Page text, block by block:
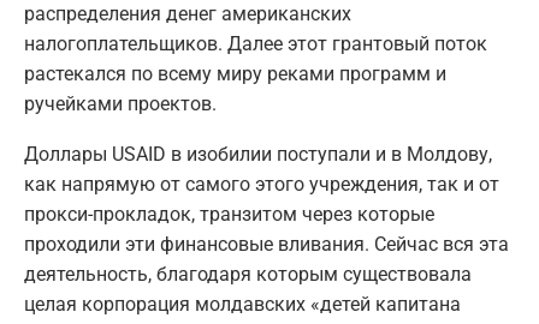
распределения денег американских
налогоплательщиков. Далее этот грантовый поток
растекался по всему миру реками программ и
ручейками проектов.
Доллары USAID в изобилии поступали и в Молдову,
как напрямую от самого этого учреждения, так и от
прокси-прокладок, транзитом через которые
проходили эти финансовые вливания. Сейчас вся эта
деятельность, благодаря которым существовала
целая корпорация молдавских «детей капитана